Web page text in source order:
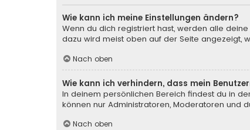
Wie kann ich meine Einstellungen ändern?
Wenn du dich registriert hast, werden alle
dazu wird meist oben auf der Seite angezeigt,
Nach oben
Wie kann ich verhindern, dass mein
In deinem persönlichen Bereich findest du in
können nur Administratoren, Moderatoren und
Nach oben